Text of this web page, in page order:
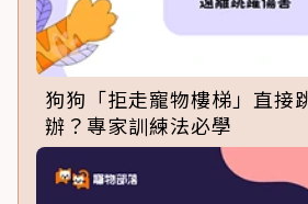
狗狗「拒走寵物樓梯」直接
辦？專家訓練法必學